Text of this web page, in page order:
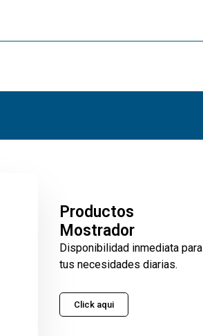
Productos
Mostrador
Disponibilidad inmediata para
tus necesidades diarias.
Click aqui